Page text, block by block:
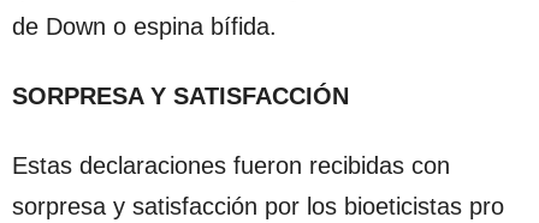
de Down o espina bífida.
SORPRESA Y SATISFACCIÓN
Estas declaraciones fueron recibidas con
sorpresa y satisfacción por los bioeticistas pro